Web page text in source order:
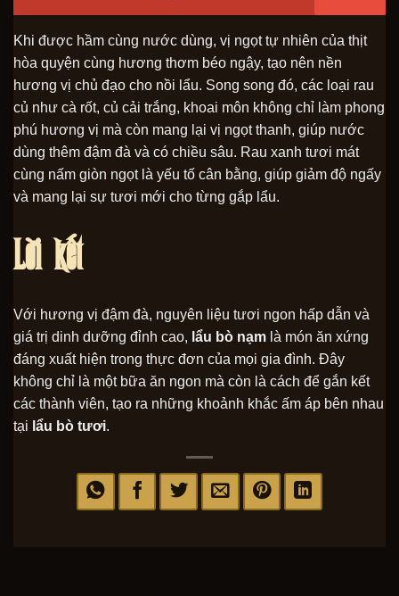
Khi được hầm cùng nước dùng, vị ngọt tự nhiên của thịt
hòa quyện cùng hương thơm béo ngậy, tạo nên nền
hương vị chủ đạo cho nồi lẩu. Song song đó, các loại rau
củ như cà rốt, củ cải trắng, khoai môn không chỉ làm phong
phú hương vị mà còn mang lại vị ngọt thanh, giúp nước
dùng thêm đậm đà và có chiều sâu. Rau xanh tươi mát
cùng nấm giòn ngọt là yếu tố cân bằng, giúp giảm độ ngấy
và mang lại sự tươi mới cho từng gắp lẩu.
Lời kết
Với hương vị đậm đà, nguyên liệu tươi ngon hấp dẫn và
giá trị dinh dưỡng đỉnh cao, lẩu bò nạm là món ăn xứng
đáng xuất hiện trong thực đơn của mọi gia đình. Đây
không chỉ là một bữa ăn ngon mà còn là cách để gắn kết
các thành viên, tạo ra những khoảnh khắc ấm áp bên nhau
tại lẩu bò tươi.